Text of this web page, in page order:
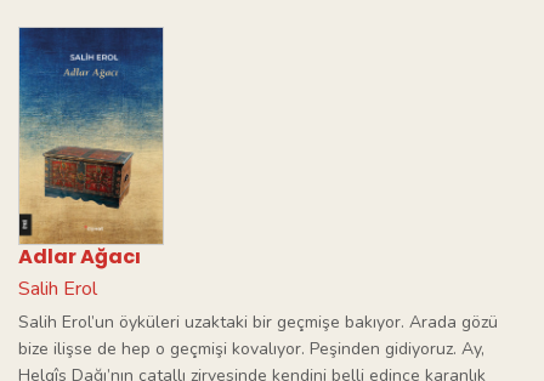
Adlar Ağacı
Salih Erol
Salih Erol’un öyküleri uzaktaki bir geçmişe bakıyor. Arada gözü
bize ilişse de hep o geçmişi kovalıyor. Peşinden gidiyoruz. Ay,
Helqîs Dağı’nın çatallı zirvesinde kendini belli edince karanlık